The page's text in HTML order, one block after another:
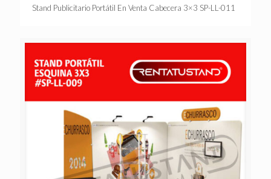
Stand Publicitario Portátil En Venta Cabecera 3×3 SP-LL-011